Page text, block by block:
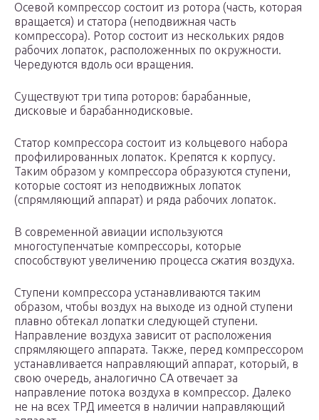
Осевой компрессор состоит из ротора (часть, которая
вращается) и статора (неподвижная часть
компрессора). Ротор состоит из нескольких рядов
рабочих лопаток, расположенных по окружности.
Чередуются вдоль оси вращения.
Существуют три типа роторов: барабанные,
дисковые и барабаннодисковые.
Статор компрессора состоит из кольцевого набора
профилированных лопаток. Крепятся к корпусу.
Таким образом у компрессора образуются ступени,
которые состоят из неподвижных лопаток
(спрямляющий аппарат) и ряда рабочих лопаток.
В современной авиации используются
многоступенчатые компрессоры, которые
способствуют увеличению процесса сжатия воздуха.
Ступени компрессора устанавливаются таким
образом, чтобы воздух на выходе из одной ступени
плавно обтекал лопатки следующей ступени.
Направление воздуха зависит от расположения
спрямляющего аппарата. Также, перед компрессором
устанавливается направляющий аппарат, который, в
свою очередь, аналогично СА отвечает за
направление потока воздуха в компрессор. Далеко
не на всех ТРД имеется в наличии направляющий